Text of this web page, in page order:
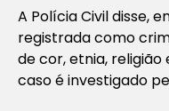
A Polícia Civil disse,
registrada como
de cor, etnia,
caso é investigado